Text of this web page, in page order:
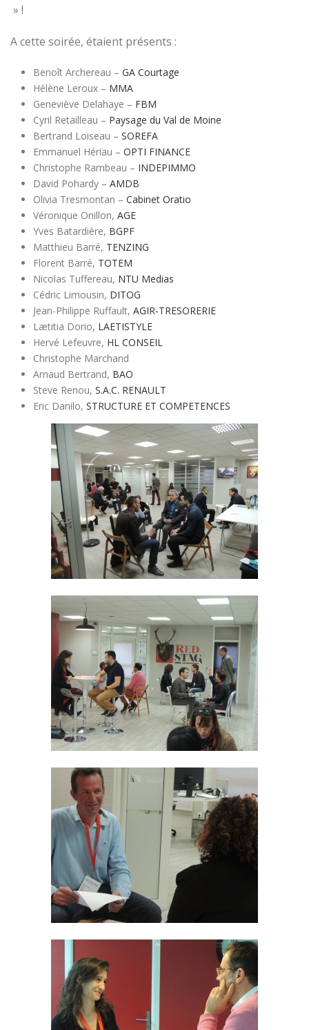
» !
A cette soirée, étaient présents :
Benoît Archereau – GA Courtage
Hélène Leroux – MMA
Geneviève Delahaye – FBM
Cyril Retailleau – Paysage du Val de Moine
Bertrand Loiseau – SOREFA
Emmanuel Hériau – OPTI FINANCE
Christophe Rambeau – INDEPIMMO
David Pohardy – AMDB
Olivia Tresmontan – Cabinet Oratio
Véronique Onillon, AGE
Yves Batardière, BGPF
Matthieu Barré, TENZING
Florent Barré, TOTEM
Nicolas Tuffereau, NTU Medias
Cédric Limousin, DITOG
Jean-Philippe Ruffault, AGIR-TRESORERIE
Lætitia Dorio, LAETISTYLE
Hervé Lefeuvre, HL CONSEIL
Christophe Marchand
Arnaud Bertrand, BAO
Steve Renou, S.A.C. RENAULT
Eric Danilo, STRUCTURE ET COMPETENCES